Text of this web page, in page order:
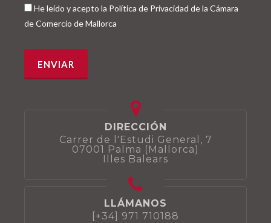
He leído y acepto la Política de Privacidad de la Cámara
de Comercio de Mallorca
DIRECCIÓN
Carrer de l'Estudi General, 7
07001 Palma (Mallorca)
Illes Balears
LLÁMANOS
[+34] 971 710188